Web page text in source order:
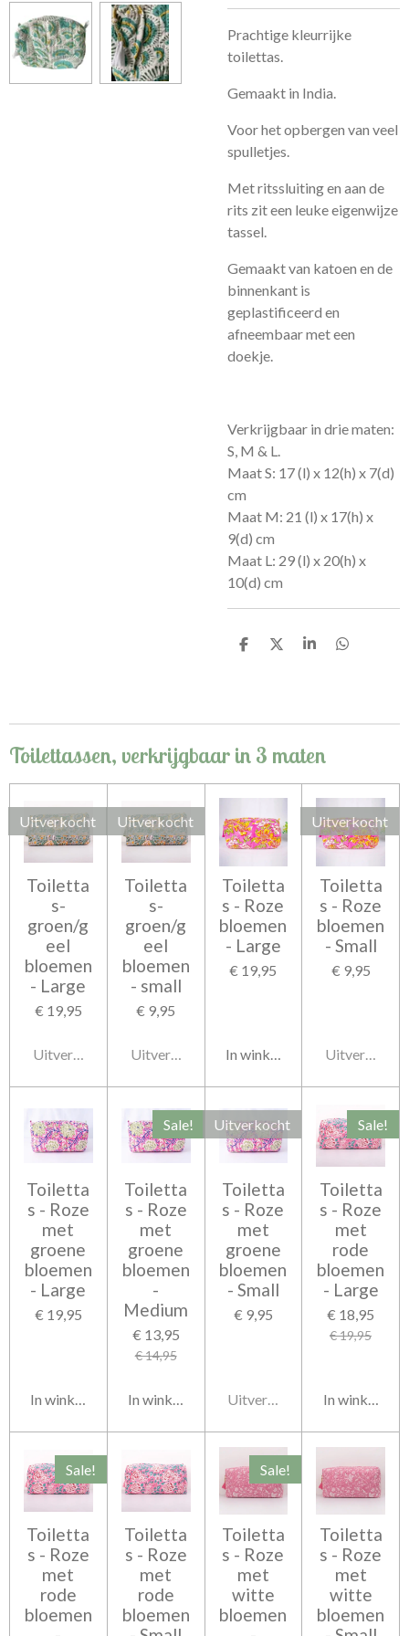
Prachtige kleurrijke
toilettas.
Gemaakt in India.
Voor het opbergen van veel
spulletjes.
Met ritssluiting en aan de
rits zit een leuke eigenwijze
tassel.
Gemaakt van katoen en de
binnenkant is
geplastificeerd en
afneembaar met een
doekje.
Verkrijgbaar in drie maten:
S, M & L.
Maat S: 17 (l) x 12(h) x 7(d)
cm
Maat M: 21 (l) x 17(h) x
9(d) cm
Maat L: 29 (l) x 20(h) x
10(d) cm
D
D
S
D
Toilettassen, verkrijgbaar in 3 maten
Uitverkocht
Toiletta
s-
groen/g
eel
bloemen
- Large
€ 19,95
Uitverkocht
Uitverkocht
Toiletta
s-
groen/g
eel
bloemen
- small
€ 9,95
Uitverkocht
Toiletta
s - Roze
bloemen
- Large
€ 19,95
In winkelwagen
Uitverkocht
Toiletta
s - Roze
bloemen
- Small
€ 9,95
Uitverkocht
Toiletta
s - Roze
met
groene
bloemen
- Large
€ 19,95
In winkelwagen
Sale!
Toiletta
s - Roze
met
groene
bloemen
-
Medium
€ 13,95
€ 14,95
In winkelwagen
Uitverkocht
Toiletta
s - Roze
met
groene
bloemen
- Small
€ 9,95
Uitverkocht
Sale!
Toiletta
s - Roze
met
rode
bloemen
- Large
€ 18,95
€ 19,95
In
Sale!
Toiletta
s - Roze
met
rode
bloemen
Toiletta
s - Roze
met
rode
bloemen
Sale!
Toiletta
s - Roze
met
witte
bloemen
Toiletta
s - Roze
met
witte
bloemen